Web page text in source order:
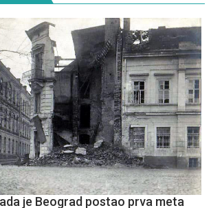
je Beograd postao prva meta